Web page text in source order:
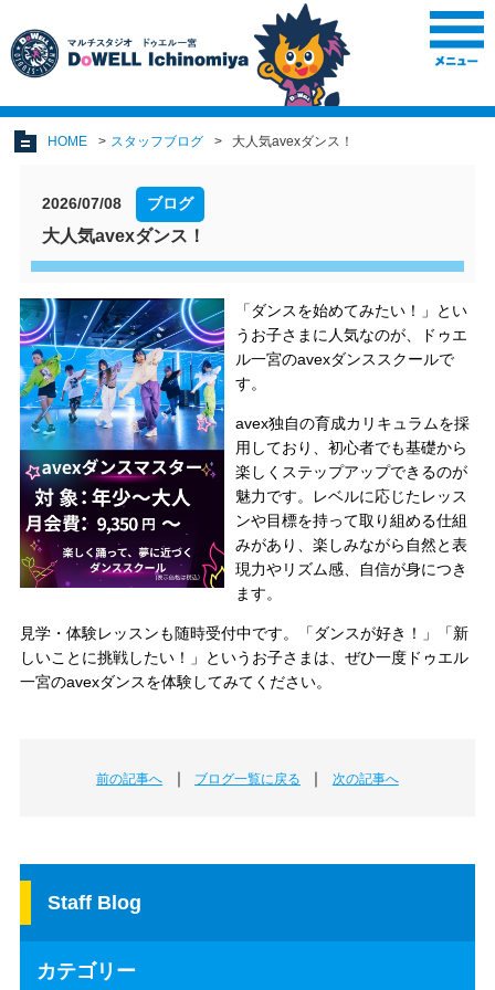
HOME スタッフブログ 大人気avexダンス！
2026/07/08 ブログ
大人気avexダンス！
「ダンスを始めてみたい！」とい
うお子さまに人気なのが、ドゥエ
ル一宮のavexダンススクールで
す。
avex独自の育成カリキュラムを採
用しており、初心者でも基礎から
楽しくステップアップできるのが
魅力です。レベルに応じたレッス
ンや目標を持って取り組める仕組
みがあり、楽しみながら自然と表
現力やリズム感、自信が身につき
ます。
見学・体験レッスンも随時受付中です。「ダンスが好き！」「新
しいことに挑戦したい！」というお子さまは、ぜひ一度ドゥエル
一宮のavexダンスを体験してみてください。
前の記事へ ｜ ブログ一覧に戻る ｜ 次の記事へ
Staff Blog
カテゴリー